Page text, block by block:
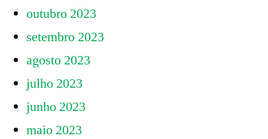
outubro 2023
setembro 2023
agosto 2023
julho 2023
junho 2023
maio 2023